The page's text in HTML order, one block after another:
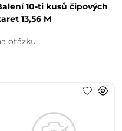
10-ti kusů čipových
13,56 M
otázku